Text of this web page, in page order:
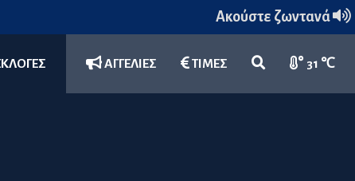
Ακούστε ζωντανά
ΑΓΓΕΛΙΕΣ ΤΙΜΕΣ 31 ℃